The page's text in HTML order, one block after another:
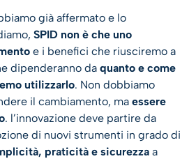
già affermato e lo
SPID non è che uno
e i benefici che riusciremo a
dipenderanno da quanto e come
utilizzarlo. Non dobbiamo
il cambiamento, ma essere
. l’innovazione deve partire da
di nuovi strumenti in grado di
praticità e sicurezza a